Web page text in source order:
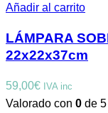
Añadir al carrito
LÁMPARA
22x22x37cm
59,00€ IVA inc
Valorado con 0 de 5